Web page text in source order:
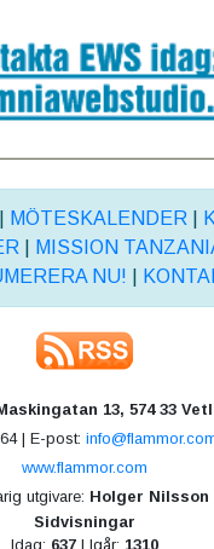
MÖTESKALENDER
MISSION
NU!
13, 574 33
| E-post:
www.flammor.com
utgivare: Holger Nilsson
Sidvisningar
Idag: 637 | Igår: 1310